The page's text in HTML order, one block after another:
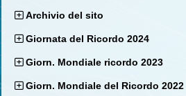
Archivio del sito
Giornata del Ricordo 2024
Giorn. Mondiale ricordo 2023
Giorn. Mondiale del Ricordo 2022